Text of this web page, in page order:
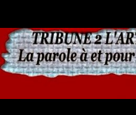
au
contenu